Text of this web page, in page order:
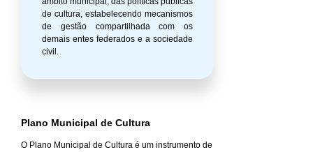
de cultura, estabelecendo mecanismos
de gestão compartilhada com os
demais entes federados e a sociedade
civil.
Plano Municipal de Cultura
O Plano Municipal de Cultura é um instrumento de